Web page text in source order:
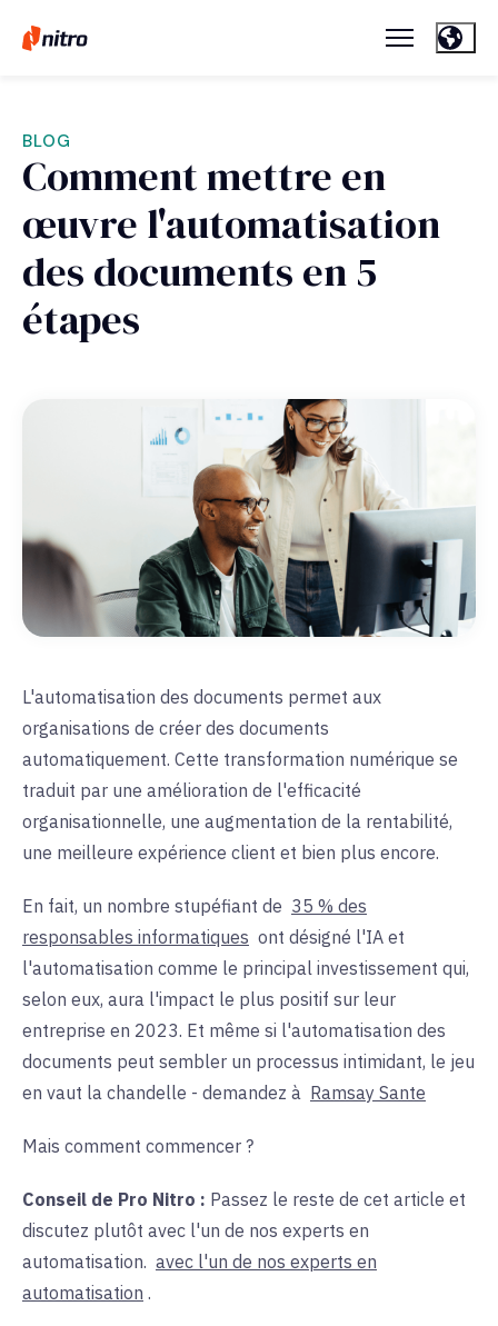
BLOG
Comment mettre en
œuvre l'automatisation
des documents en 5
étapes
L'automatisation des documents permet aux
organisations de créer des documents
automatiquement. Cette transformation numérique se
traduit par une amélioration de l'efficacité
organisationnelle, une augmentation de la rentabilité,
une meilleure expérience client et bien plus encore.
En fait, un nombre stupéfiant de 35 % des
responsables informatiques ont désigné l'IA et
l'automatisation comme le principal investissement qui,
selon eux, aura l'impact le plus positif sur leur
entreprise en 2023. Et même si l'automatisation des
documents peut sembler un processus intimidant, le jeu
en vaut la chandelle - demandez à Ramsay Sante
Mais comment commencer ?
Conseil de Pro Nitro : Passez le reste de cet article et
discutez plutôt avec l'un de nos experts en
automatisation. avec l'un de nos experts en
automatisation .